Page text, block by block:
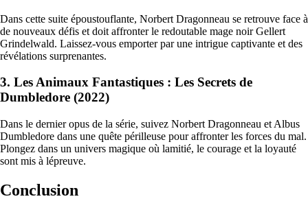
Dans cette suite époustouflante, Norbert Dragonneau se retrouve face à
de nouveaux défis et doit affronter le redoutable mage noir Gellert
Grindelwald. Laissez-vous emporter par une intrigue captivante et des
révélations surprenantes.
3. Les Animaux Fantastiques : Les Secrets de
Dumbledore (2022)
Dans le dernier opus de la série, suivez Norbert Dragonneau et Albus
Dumbledore dans une quête périlleuse pour affronter les forces du mal.
Plongez dans un univers magique où lamitié, le courage et la loyauté
sont mis à lépreuve.
Conclusion